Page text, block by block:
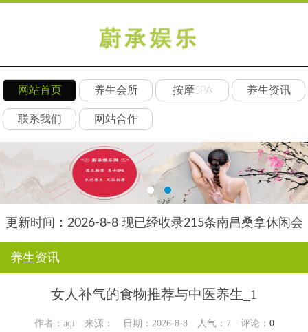
网站首页 养生会所 按摩SPA 养生资讯
联系我们 网站合作
更新时间：2026-8-8 现已经收录215条南昌桑拿休闲会
养生资讯
女人补气的食物推荐与中医养生_1
作者：aqi 来源： 日期：2026-8-8 人气： 7评论： 0